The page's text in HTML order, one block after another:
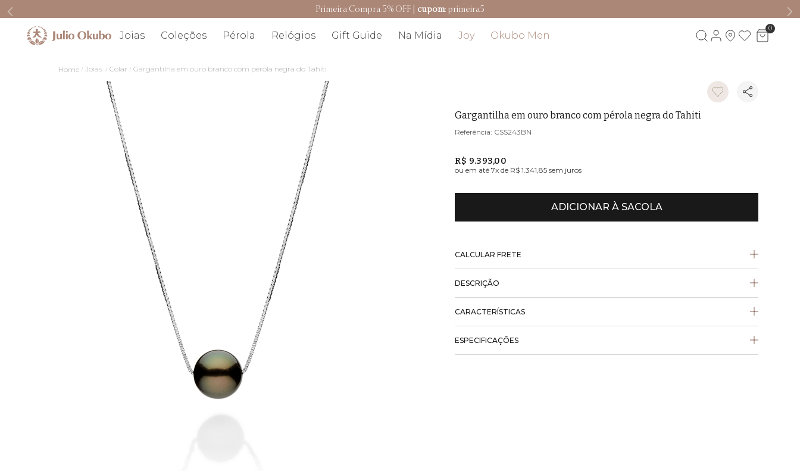
Resgate seu cashback
Joias Coleções Pérola Relógios Gift Guide Na Mídia Joy Okubo Men
0
Joias Colar Gargantilha em ouro branco com pérola negra do Tahiti
Gargantilha em ouro branco com pérola negra do Tahiti
CSS243BN
R$ 9.393,00
ou em até7x de R$ 1.341,85 sem juros
ADICIONAR À SACOLA
CALCULAR FRETE
DESCRIÇÃO
CARACTERÍSTICAS
ESPECIFICAÇÕES